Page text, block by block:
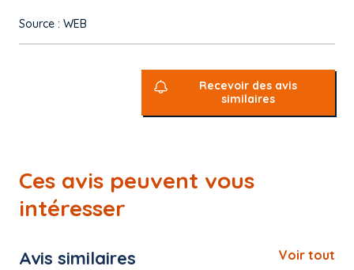
Source : WEB
Recevoir des avis
similaires
Ces avis peuvent vous
intéresser
Avis similaires Voir tout